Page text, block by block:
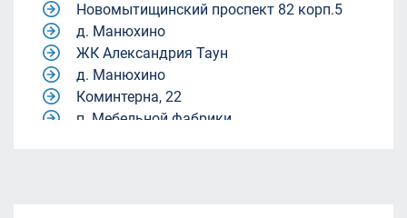
Новомытищинский проспект 82 корп.5
д. Манюхино
ЖК Александрия Таун
д. Манюхино
Коминтерна, 22
п. Мебельной фабрики.